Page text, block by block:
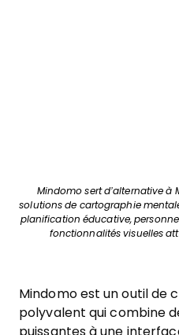
Mindomo sert d’alternative à
solutions de cartographie
planification éducative,
fonctionnalités visuelles
Mindomo est un outil de
polyvalent qui combine
puissantes à une